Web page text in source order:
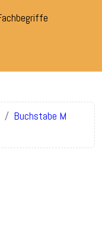
Buchstabe M